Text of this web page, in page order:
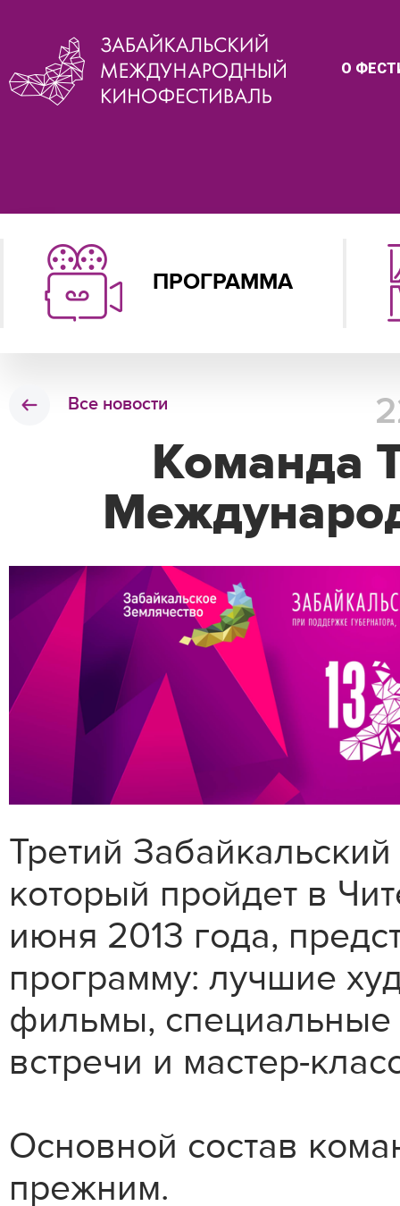
О
ПРОГРАММА
Все новости
Команда
Третий
который пройдет в
июня 2013 года,
программу: лучшие
фильмы, специальные
встречи и мастер-
Основной состав
прежним.